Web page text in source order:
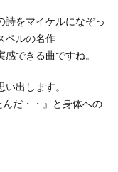
詩をマイケルになぞっ
ペルの名作
できる曲ですね。
出します。
だ・・』と身体への